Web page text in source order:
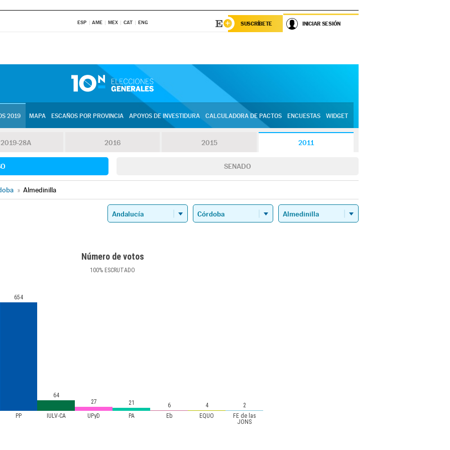
ESP AME MEX CAT ENG SUSCRÍBETE INICIAR SESIÓN
2019 MAPA ESCAÑOS POR PROVINCIA APOYOS DE INVESTIDURA CALCULADORA DE PACTOS ENCUESTAS WIDGET
2019-28A 2016 2015 2011
SENADO
» Almedinilla
Número de votos
100% ESCRUTADO
PP IULV-CA UPyD PA Eb EQUO
FE de las
JONS
654
64
27
21 6 4 2